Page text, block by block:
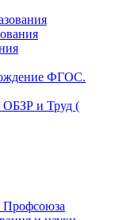
ФГОС.
ОБЗР и Труд (